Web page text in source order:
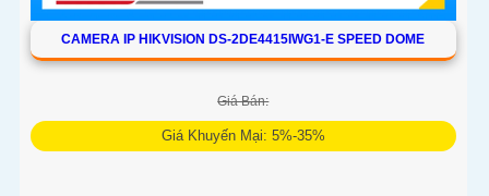
CAMERA IP HIKVISION DS-2DE4415IWG1-E SPEED DOME
Giá Bán:
Giá Khuyến Mại: 5%-35%